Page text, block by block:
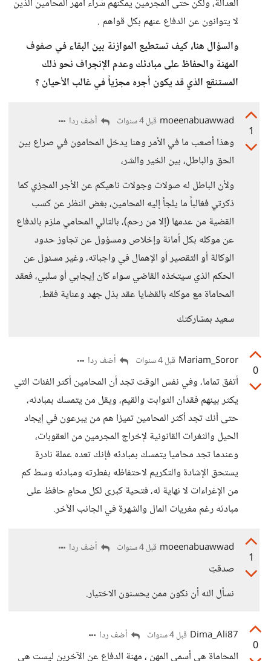
العدالة، ولكن حتى المجرمين يمكنهم شراء أمهر المحامين الذين
لا يتوانون عن الدفاع عنهم بكل قواهم .
والسؤال هنا، كيف تستطيع الموازنة بين البقاء في صفوف
المهنة والحفاظ على مبادئك وعدم الإنجراف نحو ذلك
المستنقع الذي قد يكون أجره مجزياً في غالب الأحيان ؟
1
moeenabuawwad قبل 4 سنوات أضف ردا
وهذا أصعب ما في الأمر وهنا يدخل المحامون في صراع بين
الحق والباطل، بين الخير والشر،
ولأن الباطل له صولات وجولات ناهيكم عن الأجر المجزي كما
ذكرتي فغالباً ما يلجأ إليه المحامين، بغض النظر عن كسب
القضية من عدمها (إلا من رحم)، بالتالي المحامي ملزم بالدفاع
عن موكله بكل أمانة وإخلاص ومسؤول عن تجاوز حدود
الوكالة أو التقصير أو الإهمال في واجباته، وغير مسئول عن
الحكم الذي سيتخذه القاضي سواء كان إيجابي أو سلبي، فعقد
المحاماة مع موكله بالقضايا عقد بذل جهد وعناية فقط.
سعيد بمشاركتك
0
Mariam_Soror قبل 4 سنوات أضف ردا
أتفق تماما، وفي نفس الوقت تجد أن المحامين أكثر الفئات التي
يكثر بينهم فقدان الثوابت والقيم، ويقل من يتمسك بمبادئه،
حتى أنك تجد أكثر المحامين تميزا هم من يبرعون في إيجاد
الحيل والثغرات القانونية لإخراج المجرمين من العقوبات،
وعندما تجد محاميا يتمسك بمبادئه فإنك تعده عملة نادرة
يستحق الإشادة والتكريم لاحتفاظه بفطرته ومبادئه وسط كم
من الإغراءات لا نهاية له، فتحية كبرى لكل محامٍ حافظ على
مبادئه رغم مغريات المال والشهرة في الجانب الآخر.
1
moeenabuawwad قبل 4 سنوات أضف ردا
صدقتِ
نسأل الله أن نكون ممن يحسنون الاختيار.
0
Dima_Ali87 قبل 4 سنوات أضف ردا
المحاماة هي أسمى المهن ، مهنة الدفاع عن الآخرين ليست هي